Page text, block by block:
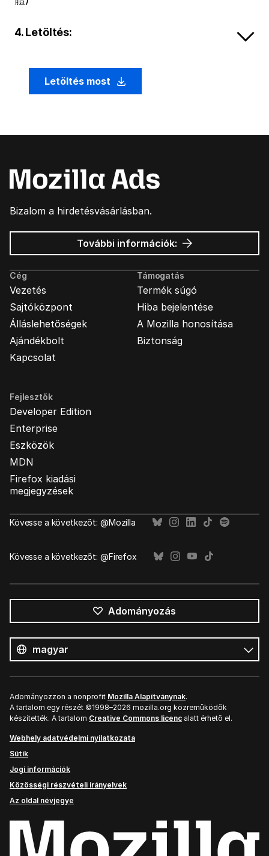
4. Letöltés:
Letöltés most
Bizalom a hirdetésvásárlásban.
További információk: Mozilla
hirdetések
Cég
Vezetés
Sajtóközpont
Álláslehetőségek
Ajándékbolt
Kapcsolat
Támogatás
Termék súgó
Hiba bejelentése
A Mozilla honosítása
Biztonság
Fejlesztők
Developer Edition
Enterprise
Eszközök
MDN
Firefox kiadási
megjegyzések
Kövesse a következőt: @Mozilla
Kövesse a következőt: @Firefox
Adományozás
nyelv
Nyelv
Adományozzon a nonprofit Mozilla Alapítványnak.
A tartalom egy részét ©1998–2026 mozilla.org közreműködők
készítették. A tartalom Creative Commons licenc alatt érhető el.
Webhely adatvédelmi nyilatkozata
Sütik
Jogi információk
Közösségi részvételi irányelvek
Az oldal névjegye